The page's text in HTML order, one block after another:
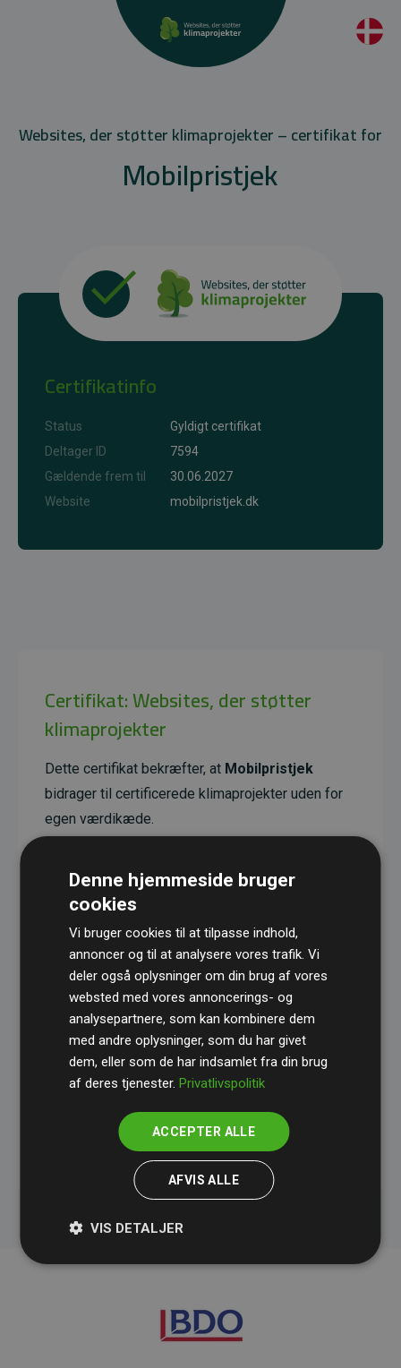
Websites, der støtter klimaprojekter – certifikat for
Mobilpristjek
Certifikatinfo
Status
Gyldigt certifikat
Deltager ID
7594
Gældende frem til
30.06.2027
Website
mobilpristjek.dk
Certifikat: Websites, der støtter
klimaprojekter
Dette certifikat bekræfter, at Mobilpristjek
bidrager til certificerede klimaprojekter uden for
egen værdikæde.
reducerende effekt, som i gennemsnit svarer til
dobbelt så meget CO₂ som den estimerede
Alle projekter er verificeret gennem Gold
Standard– en international ordning, der sikrer høj
kvalitet og gennemsigtighed i klimainvesteringer.
Du kan læse mere om de konkrete projekter
initiativet Websites, der støtter klimaprojekter
Denne hjemmeside bruger
cookies
Vi bruger cookies til at tilpasse indhold,
annoncer og til at analysere vores trafik. Vi
deler også oplysninger om din brug af vores
websted med vores annoncerings- og
analysepartnere, som kan kombinere dem
med andre oplysninger, som du har givet
dem, eller som de har indsamlet fra din brug
af deres tjenester.Privatlivspolitik
ACCEPTER ALLE
AFVIS ALLE
VIS DETALJER